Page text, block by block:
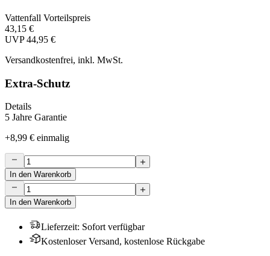
Vattenfall Vorteilspreis
43,15 €
UVP 44,95 €
Versandkostenfrei, inkl. MwSt.
Extra-Schutz
Details
5 Jahre Garantie
+8,99 € einmalig
In den Warenkorb
In den Warenkorb
Lieferzeit: Sofort verfügbar
Kostenloser Versand, kostenlose Rückgabe